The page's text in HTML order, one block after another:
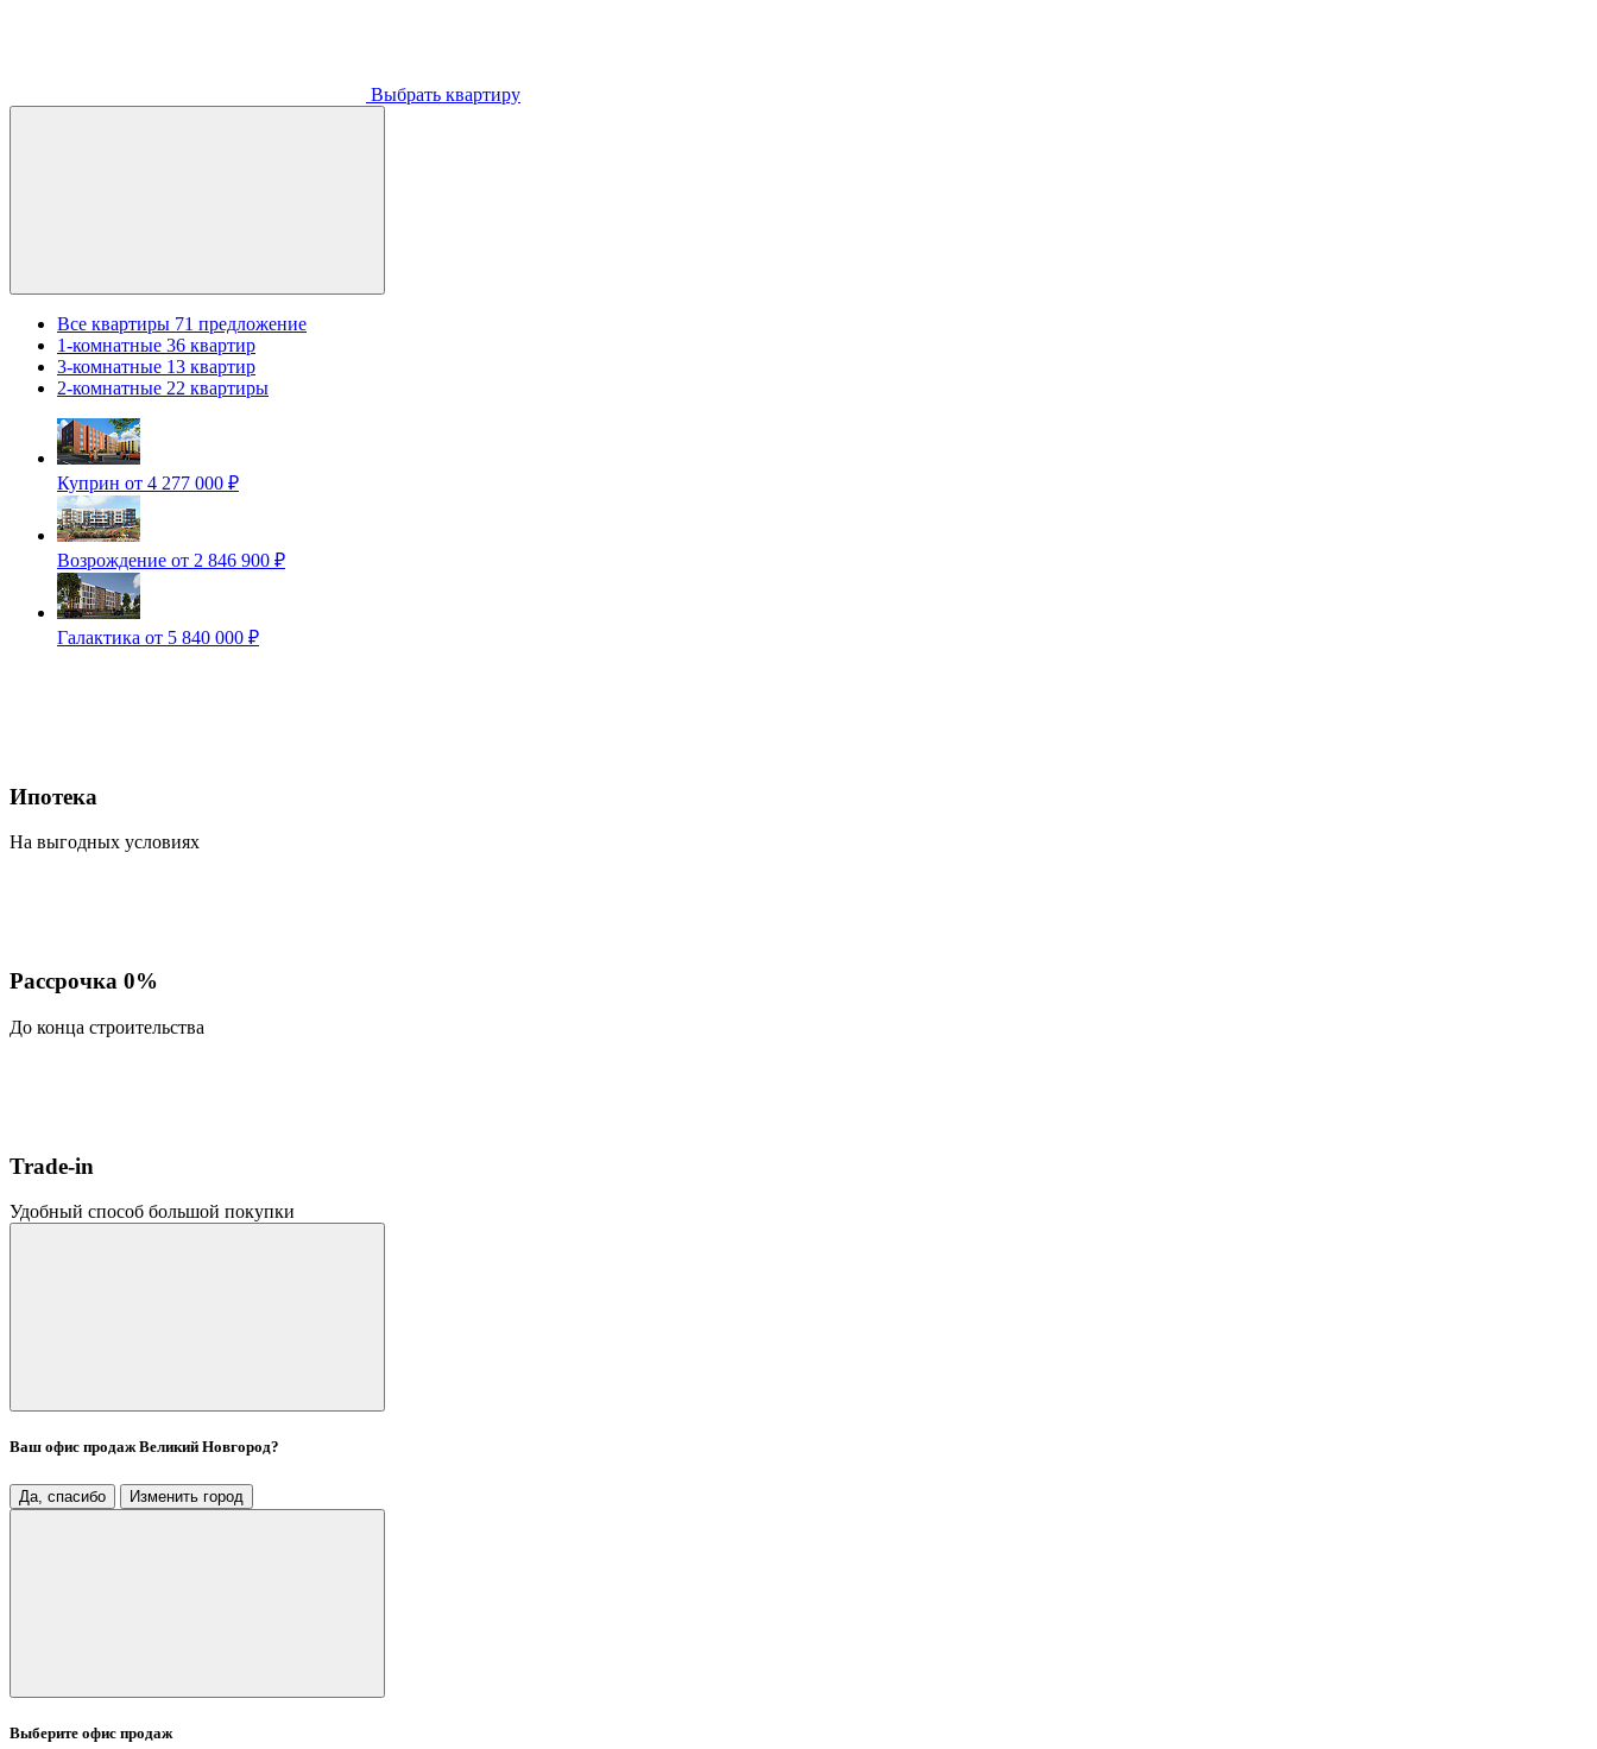
Выбрать квартиру
Все квартиры 71 предложение
1-комнатные 36 квартир
3-комнатные 13 квартир
2-комнатные 22 квартиры
Куприн от 4 277 000 ₽
Возрождение от 2 846 900 ₽
Галактика от 5 840 000 ₽
Ипотека
На выгодных условиях
Рассрочка 0%
До конца строительства
Trade-in
Удобный способ большой покупки
Ваш офис продажВеликий Новгород?
Да, спасибо Изменить город
Выберите офис продаж